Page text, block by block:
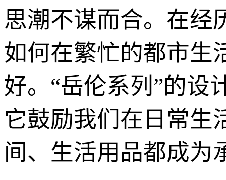
思潮不谋而合。在经
如何在繁忙的都市生
好。“岳伦系列”的设
它鼓励我们在日常生
间、生活用品都成为